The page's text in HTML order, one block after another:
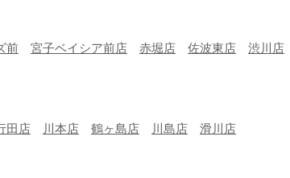
前 宮子ベイシア前店 赤堀店 佐波東店 渋川店
田店 川本店 鶴ヶ島店 川島店 滑川店